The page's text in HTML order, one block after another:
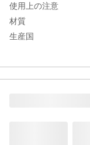
使用上の注意
材質
生産国